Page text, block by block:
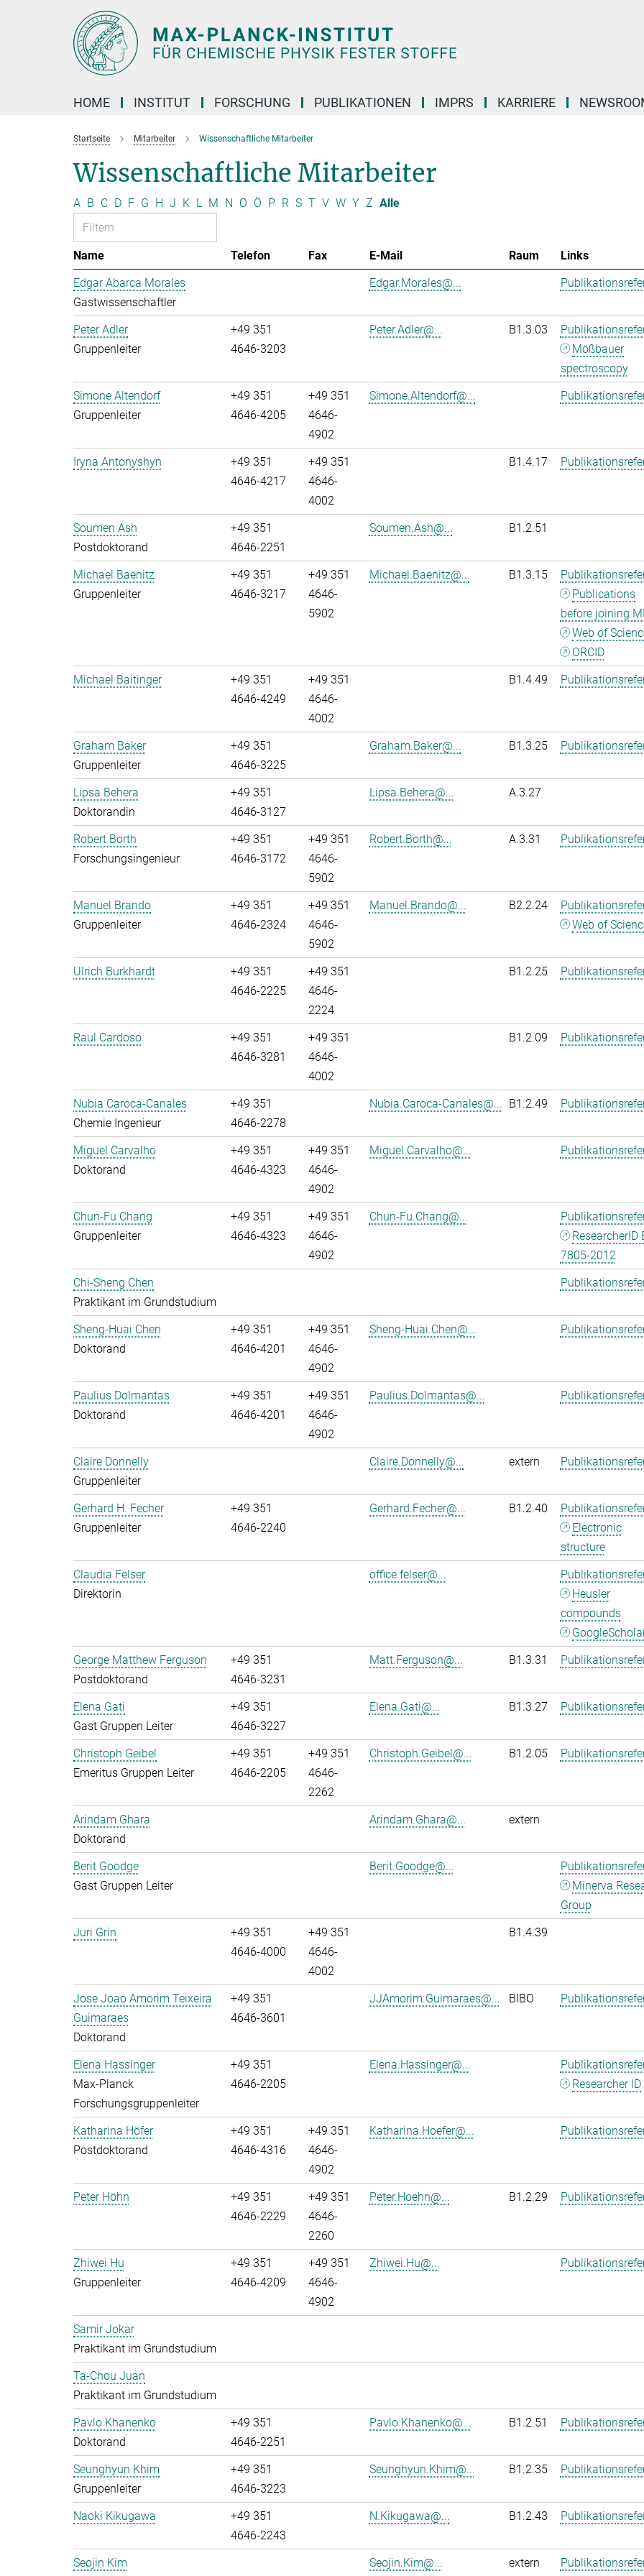
HOME INSTITUT FORSCHUNG PUBLIKATIONEN IMPRS KARRIERE
Startseite Mitarbeiter Wissenschaftliche Mitarbeiter
Wissenschaftliche Mitarbeiter
A B C D F G H J K L M N O Ö P R S T V W Y Z Alle
Name Telefon Fax E-Mail Raum
Links
Edgar Abarca Morales
Gastwissenschaftler
Edgar.Morales@...
Peter Adler
Gruppenleiter
+49 351
4646-3203
Peter.Adler@... B1.3.03
Mößbauer
spectroscopy
Simone Altendorf
Gruppenleiter
+49 351
4646-4205
+49 351
4646-
4902
Simone.Altendorf@...
Iryna Antonyshyn
+49 351
4646-4217
+49 351
4646-
4002
B1.4.17
Soumen Ash
Postdoktorand
+49 351
4646-2251
Soumen.Ash@... B1.2.51
Michael Baenitz
Gruppenleiter
+49 351
4646-3217
+49 351
4646-
5902
Michael.Baenitz@... B1.3.15
Publications
before joining
Web of
ORCID
Michael Baitinger
+49 351
4646-4249
+49 351
4646-
4002
B1.4.49
Graham Baker
Gruppenleiter
+49 351
4646-3225
Graham.Baker@... B1.3.25
Lipsa Behera
Doktorandin
+49 351
4646-3127
Lipsa.Behera@... A.3.27
Robert Borth
Forschungsingenieur
+49 351
4646-3172
+49 351
4646-
5902
Robert.Borth@... A.3.31
Manuel Brando
Gruppenleiter
+49 351
4646-2324
+49 351
4646-
5902
Manuel.Brando@... B2.2.24
Web of
Ulrich Burkhardt
+49 351
4646-2225
+49 351
4646-
2224
B1.2.25
Raul Cardoso
+49 351
4646-3281
+49 351
4646-
4002
B1.2.09
Nubia Caroca-Canales
Chemie Ingenieur
+49 351
4646-2278
Nubia.Caroca-Canales@... B1.2.49
Miguel Carvalho
Doktorand
+49 351
4646-4323
+49 351
4646-
4902
Miguel.Carvalho@...
Chun-Fu Chang
Gruppenleiter
+49 351
4646-4323
+49 351
4646-
4902
Chun-Fu.Chang@...
ResearcherID
7805-2012
Chi-Sheng Chen
Praktikant im Grundstudium
Sheng-Huai Chen
Doktorand
+49 351
4646-4201
+49 351
4646-
4902
Sheng-Huai.Chen@...
Paulius Dolmantas
Doktorand
+49 351
4646-4201
+49 351
4646-
4902
Paulius.Dolmantas@...
Claire Donnelly
Gruppenleiter
Claire.Donnelly@... extern
Gerhard H. Fecher
Gruppenleiter
+49 351
4646-2240
Gerhard.Fecher@... B1.2.40
Electronic
structure
Claudia Felser
Direktorin
office.felser@...
Heusler
compounds
George Matthew Ferguson
Postdoktorand
+49 351
4646-3231
Matt.Ferguson@... B1.3.31
Elena Gati
Gast Gruppen Leiter
+49 351
4646-3227
Elena.Gati@... B1.3.27
Christoph Geibel
Emeritus Gruppen Leiter
+49 351
4646-2205
+49 351
4646-
2262
Christoph.Geibel@... B1.2.05
Arindam Ghara
Doktorand
Arindam.Ghara@... extern
Berit Goodge
Gast Gruppen Leiter
Berit.Goodge@...
Minerva
Group
Juri Grin
+49 351
4646-4000
+49 351
4646-
4002
B1.4.39
Jose Joao Amorim Teixeira
Guimaraes
Doktorand
+49 351
4646-3601
JJAmorim.Guimaraes@... BIBO
Elena Hassinger
Max-Planck
Forschungsgruppenleiter
+49 351
4646-2205
Elena.Hassinger@...
Researcher ID
Katharina Höfer
Postdoktorand
+49 351
4646-4316
+49 351
4646-
4902
Katharina.Hoefer@...
Peter Höhn
+49 351
4646-2229
+49 351
4646-
2260
Peter.Hoehn@... B1.2.29
Zhiwei Hu
Gruppenleiter
+49 351
4646-4209
+49 351
4646-
4902
Zhiwei.Hu@...
Samir Jokar
Praktikant im Grundstudium
Ta-Chou Juan
Praktikant im Grundstudium
Pavlo Khanenko
Doktorand
+49 351
4646-2251
Pavlo.Khanenko@... B1.2.51
Seunghyun Khim
Gruppenleiter
+49 351
4646-3223
Seunghyun.Khim@... B1.2.35
Naoki Kikugawa
+49 351
4646-2243
N.Kikugawa@... B1.2.43
Seojin Kim
Seojin.Kim@... extern